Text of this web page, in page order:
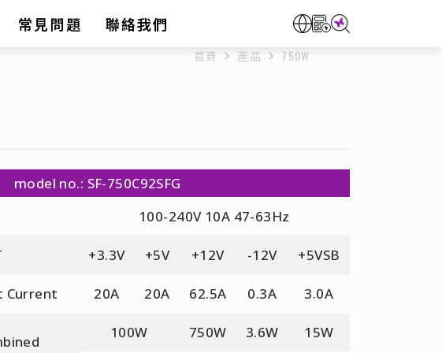
常見問題 聯絡我們
首頁 產品 750W
model no.: SF-750C92SFG
100-240V 10A 47-63Hz
+3.3V +5V +12V -12V +5VSB
Current 20A 20A 62.5A 0.3A 3.0A
100W 750W 3.6W 15W